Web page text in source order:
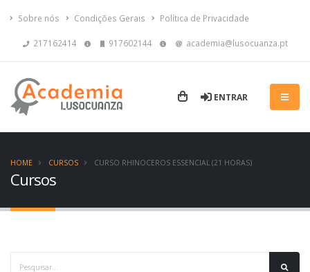
Sobre nós Condições Gerais Política de Privacidade
217162414 917602144 academia@lusocuanza.pt
ENTRAR
Cursos
HOME CURSOS CURSO RHINOCEROS ESSENCIAL (21 HORAS)